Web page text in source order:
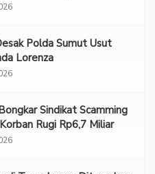
Polda Sumut Usut
Lorenza
Sindikat Scamming
Rugi Rp6,7 Miliar